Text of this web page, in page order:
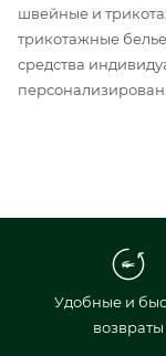
швейные и
трикотажные
средства
Удобные и
возвраты